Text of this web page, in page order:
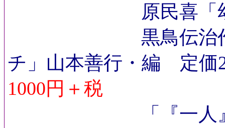
原民喜「幼年画
黒鳥伝治作品集
チ」山本善行・編 定価
1000円＋税
「『一人』のう